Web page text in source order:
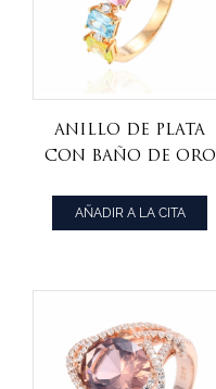
Anillo de plata
con baño de oro
quilates con
circonitas
multicolor de
AÑADIR A LA CITA